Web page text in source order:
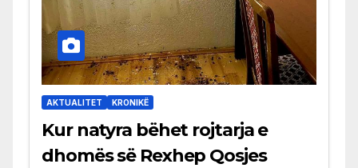
AKTUALITET KRONIKË
Kur natyra bëhet rojtarja e
dhomës së Rexhep Qosjes